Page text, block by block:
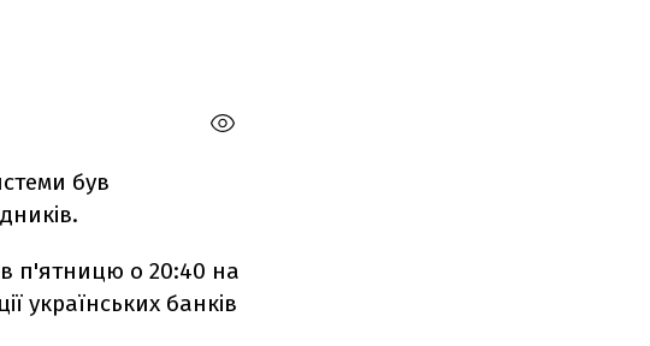
був
в п'ятницю о 20:40 на
українських банків